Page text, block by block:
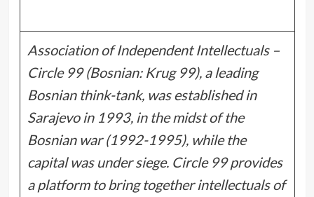
Association of Independent Intellectuals –
Circle 99 (Bosnian: Krug 99), a leading
Bosnian think-tank, was established in
Sarajevo in 1993, in the midst of the
Bosnian war (1992-1995), while the
capital was under siege. Circle 99 provides
a platform to bring together intellectuals of